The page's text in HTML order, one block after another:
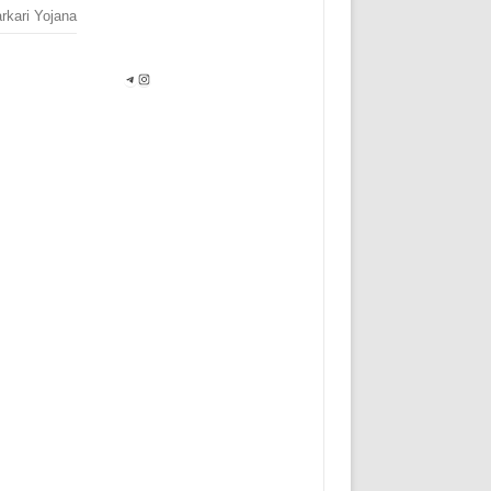
Yojana
Telegram
Instagram